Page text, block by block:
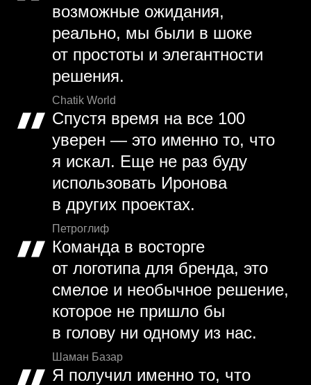
возможные ожидания,
реально, мы были в шоке
от простоты и элегантности
решения.
Chatik World
Спустя время на все 100
уверен — это именно то, что
я искал. Еще не раз буду
использовать Иронова
в других проектах.
Петроглиф
Команда в восторге
от логотипа для бренда, это
смелое и необычное решение,
которое не пришло бы
в голову ни одному из нас.
Шаман Базар
Я получил именно то, что